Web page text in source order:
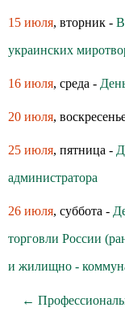
15 июля, вторник -
украинских
16 июля, среда -
20 июля,
25 июля, пятница -
администратора
26 июля, суббота -
торговли России
и жилищно -
←